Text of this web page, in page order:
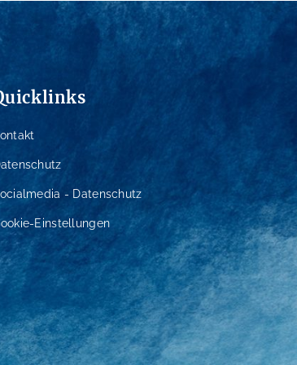
- Datenschutz
Einstellungen